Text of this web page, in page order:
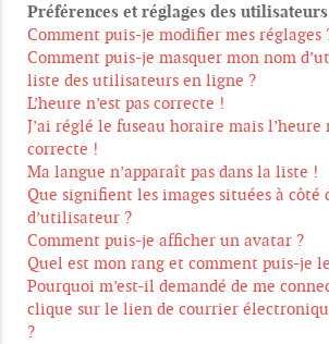
Préférences et réglages des utilisateurs
Comment puis-je modifier mes réglages
Comment puis-je masquer mon nom
liste des utilisateurs en ligne ?
L’heure n’est pas correcte !
J’ai réglé le fuseau horaire mais l’heure
correcte !
Ma langue n’apparaît pas dans la liste !
Que signifient les images situées à côté
d’utilisateur ?
Comment puis-je afficher un avatar ?
Quel est mon rang et comment puis-je
Pourquoi m’est-il demandé de me
clique sur le lien de courrier
?